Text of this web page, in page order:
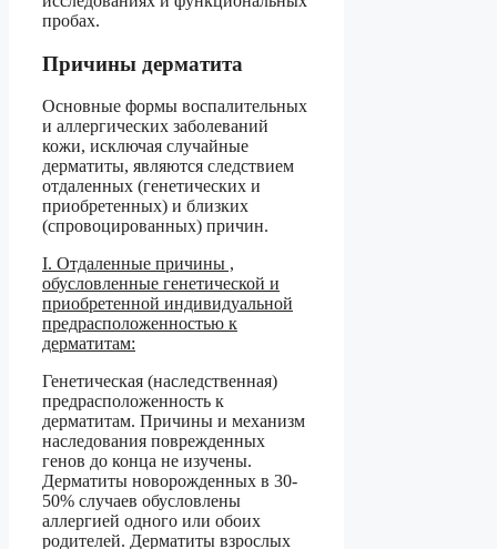
пробах.
Причины дерматита
Основные формы воспалительных
и аллергических заболеваний
кожи, исключая случайные
дерматиты, являются следствием
отдаленных (генетических и
приобретенных) и близких
(спровоцированных) причин.
I. Отдаленные причины ,
обусловленные генетической и
приобретенной индивидуальной
предрасположенностью к
дерматитам:
Генетическая (наследственная)
предрасположенность к
дерматитам. Причины и механизм
наследования поврежденных
генов до конца не изучены.
Дерматиты новорожденных в 30-
50% случаев обусловлены
аллергией одного или обоих
родителей. Дерматиты взрослых